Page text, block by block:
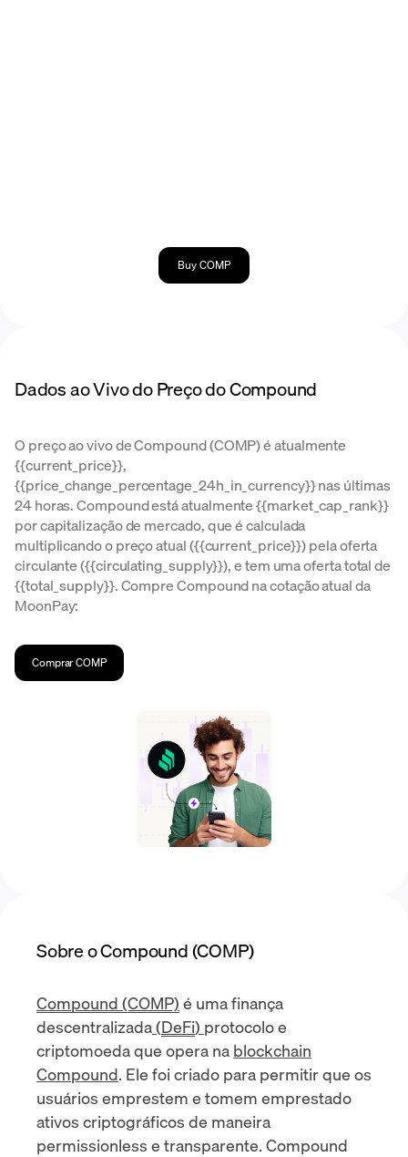
Buy COMP
Dados ao Vivo do Preço do Compound
O preço ao vivo de Compound (COMP) é atualmente
{{current_price}},
{{price_change_percentage_24h_in_currency}} nas últimas
24 horas. Compound está atualmente {{market_cap_rank}}
por capitalização de mercado, que é calculada
multiplicando o preço atual ({{current_price}}) pela oferta
circulante ({{circulating_supply}}), e tem uma oferta total de
{{total_supply}}. Compre Compound na cotação atual da
MoonPay:
Comprar COMP
Sobre o Compound (COMP)
Compound (COMP) é uma finança
descentralizada(DeFi) protocolo e
criptomoeda que opera na blockchain
Compound. Ele foi criado para permitir que os
usuários emprestem e tomem emprestado
ativos criptográficos de maneira
permissionless e transparente. Compound